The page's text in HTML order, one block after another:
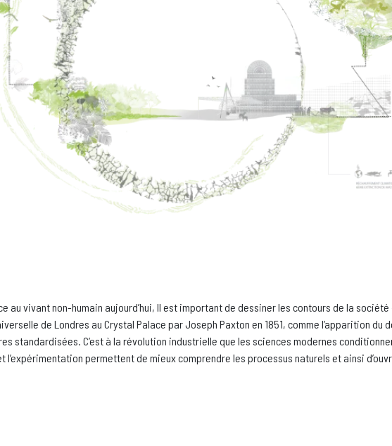
au vivant non-humain aujourd’hui, Il est important de dessiner les contours de la
de Londres au Crystal Palace par Joseph Paxton en 1851, comme l’apparition du
standardisées. C’est à la révolution industrielle que les sciences modernes
l’expérimentation permettent de mieux comprendre les processus naturels et ainsi